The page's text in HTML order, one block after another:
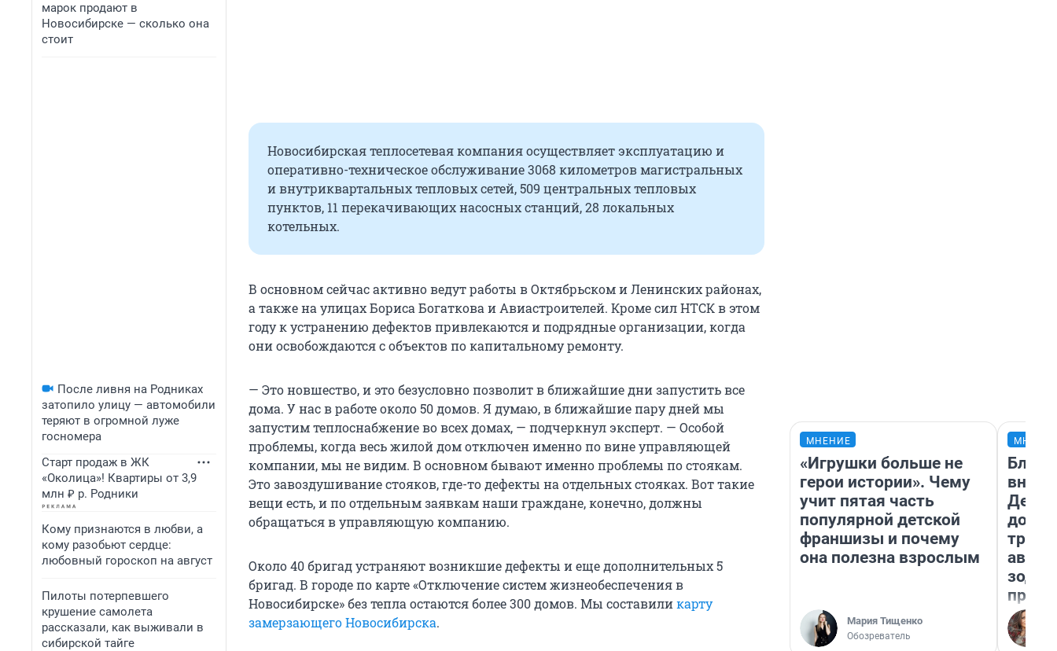
марок продают в
Новосибирске — сколько она
стоит
После ливня на Родниках
затопило улицу — автомобили
теряют в огромной луже
госномера
Старт продаж в ЖК
«Околица»! Квартиры от 3,9
млн ₽ р. Родники
Кому признаются в любви, а
кому разобьют сердце:
любовный гороскоп на август
Пилоты потерпевшего
крушение самолета
рассказали, как выживали в
сибирской тайге
Новосибирская теплосетевая компания осуществляет эксплуатацию и
оперативно-техническое обслуживание 3068 километров магистральных
и внутриквартальных тепловых сетей, 509 центральных тепловых
пунктов, 11 перекачивающих насосных станций, 28 локальных
котельных.
В основном сейчас активно ведут работы в Октябрьском и Ленинских районах,
а также на улицах Бориса Богаткова и Авиастроителей. Кроме сил НТСК в этом
году к устранению дефектов привлекаются и подрядные организации, когда
они освобождаются с объектов по капитальному ремонту.
— Это новшество, и это безусловно позволит в ближайшие дни запустить все
дома. У нас в работе около 50 домов. Я думаю, в ближайшие пару дней мы
запустим теплоснабжение во всех домах, — подчеркнул эксперт. — Особой
проблемы, когда весь жилой дом отключен именно по вине управляющей
компании, мы не видим. В основном бывают именно проблемы по стоякам.
Это завоздушивание стояков, где-то дефекты на отдельных стояках. Вот такие
вещи есть, и по отдельным заявкам наши граждане, конечно, должны
обращаться в управляющую компанию.
Около 40 бригад устраняют возникшие дефекты и еще дополнительных 5
бригад. В городе по карте «Отключение систем жизнеобеспечения в
Новосибирске» без тепла остаются более 300 домов. Мы составиликарту
замерзающего Новосибирска.
МНЕНИЕ
«Игрушки больше не
герои истории». Чему
учит пятая часть
популярной детской
франшизы и почему
она полезна взрослым
Мария Тищенко
Обозреватель